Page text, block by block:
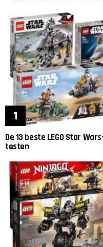
De 13 beste LEGO Star
testen